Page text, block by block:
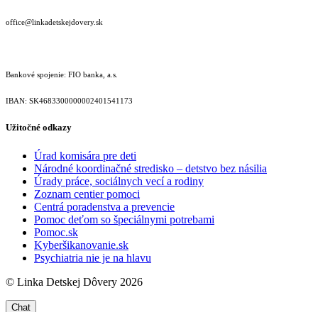
office@linkadetskejdovery.sk
Bankové spojenie: FIO banka, a.s.
IBAN: SK46833000000­02401541173
Užitočné odkazy
Úrad komisára pre deti
Národné koordinačné stredisko – detstvo bez násilia
Úrady práce, sociálnych vecí a rodiny
Zoznam centier pomoci
Centrá poradenstva a prevencie
Pomoc deťom so špeciálnymi potrebami
Pomoc.sk
Kyberšikanovanie.sk
Psychiatria nie je na hlavu
© Linka Detskej Dôvery 2026